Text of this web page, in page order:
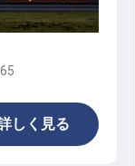
しく見る